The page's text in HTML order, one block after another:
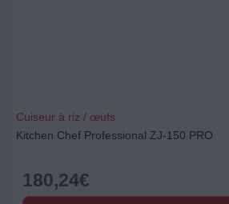
Cuiseur à riz / œufs
Kitchen Chef Professional ZJ-150 PRO
180,24€